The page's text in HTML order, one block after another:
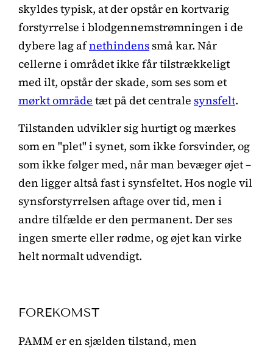
skyldes typisk, at der opstår en kortvarig
forstyrrelse i blodgennemstrømningen i de
dybere lag afnethindenssmå kar. Når
cellerne i området ikke får tilstrækkeligt
med ilt, opstår der skade, som ses som et
mørkt område tæt på det centrale synsfelt.
Tilstanden udvikler sig hurtigt og mærkes
som en "plet" i synet, som ikke forsvinder, og
som ikke følger med, når man bevæger øjet –
den ligger altså fast i synsfeltet. Hos nogle vil
synsforstyrrelsen aftage over tid, men i
andre tilfælde er den permanent. Der ses
ingen smerte eller rødme, og øjet kan virke
helt normalt udvendigt.
FOREKOMST
PAMM er en sjælden tilstand, men